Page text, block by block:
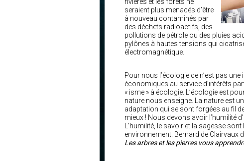
seraient plus menacés d’être
à nouveau contaminés par
des déchets radioactifs, des
pollutions de pétrole ou des pluies
pylônes à hautes tensions qui
électromagnétique.
Pour nous l’écologie ce n’est pas
économiques au service d’intérêts
« isme » à écologie. L’écologie est
nature nous enseigne. La nature est
adaptation qui se sont forgées au fil
mieux ! Nous devons avoir l’humilité
L’humilité, le savoir et la sagesse
environnement. Bernard de Clairvaux
Les arbres et les pierres vous